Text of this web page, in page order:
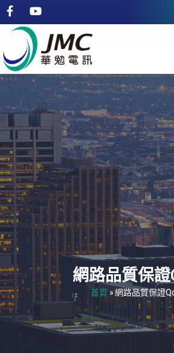
網路品質保證
首頁»網路品質保證